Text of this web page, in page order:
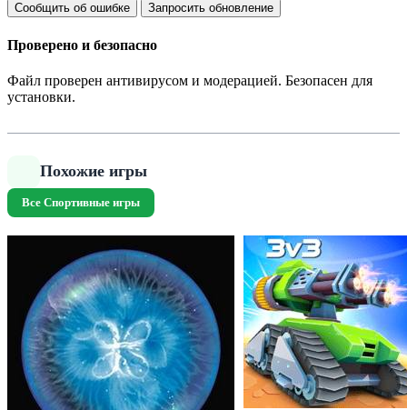
Сообщить об ошибке Запросить обновление
Проверено и безопасно
Файл проверен антивирусом и модерацией. Безопасен для
установки.
Похожие игры
Все Спортивные игры